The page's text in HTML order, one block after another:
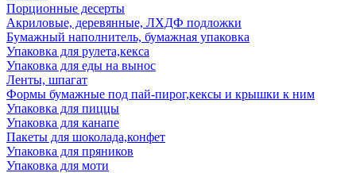
Порционные десерты
Акриловые, деревянные, ЛХДФ подложки
Бумажный наполнитель, бумажная упаковка
Упаковка для рулета,кекса
Упаковка для еды на вынос
Ленты, шпагат
Формы бумажные под пай-пирог,кексы и крышки к ним
Упаковка для пиццы
Упаковка для канапе
Пакеты для шоколада,конфет
Упаковка для пряников
Упаковка для моти